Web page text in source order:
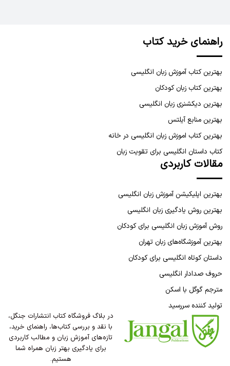
راهنمای خرید کتاب
بهترین کتاب آموزش زبان انگلیسی
بهترین کتاب زبان کودکان
بهترین دیکشنری زبان انگلیسی
بهترین منابع آیلتس
بهترین کتاب اموزش زبان انگلیسی در خانه
کتاب داستان انگلیسی برای تقویت زبان
مقالات کاربردی
بهترین اپلیکیشن آموزش زبان انگلیسی
بهترین روش یادگیری زبان انگلیسی
روش آموزش زبان انگلیسی برای کودکان
بهترین آموزشگاه‌های زبان تهران
داستان کوتاه انگلیسی برای کودکان
حروف صدادار انگلیسی
مترجم گوگل با اسکن
تولید کننده سررسید
در بلاگ فروشگاه کتاب انتشارات جنگل،
با نقد و بررسی کتاب‌ها، راهنمای خرید،
تازه‌های آموزش زبان و مطالب کاربردی
برای یادگیری بهتر زبان همراه شما
هستیم.